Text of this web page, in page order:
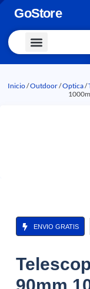
GoStore
Inicio/Outdoor/Optica/
ENVIO GRATIS